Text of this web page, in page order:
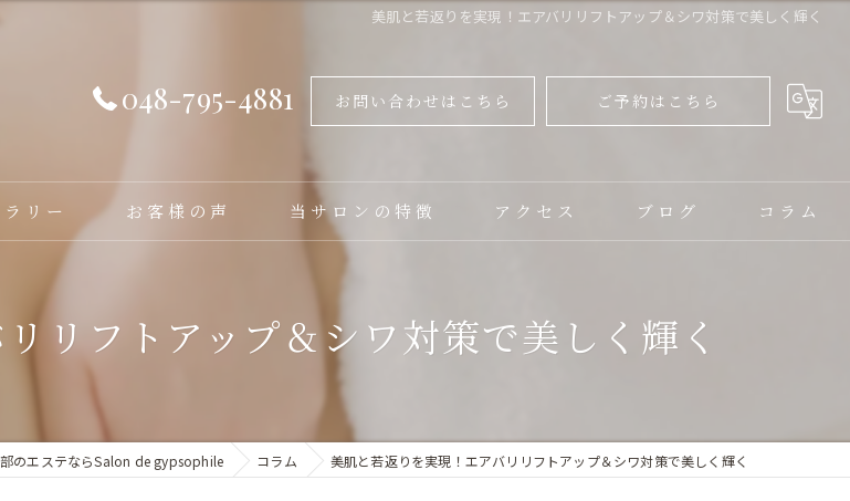
美肌と若返りを実現！エアバリリフトアップ＆シワ対策で美しく輝く
048-795-4881 お問い合わせはこちら ご予約はこちら
リー お客様の声 当サロンの特徴
バストアップ
毛穴洗浄
アクセス ブログ コラム
リフトアップ＆シワ対策で美しく輝く
のエステならSalon de gypsophile コラム 美肌と若返りを実現！エアバリリフトアップ＆シワ対策で美しく輝く